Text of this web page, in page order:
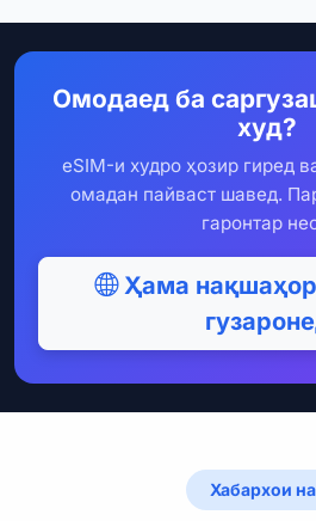
Омодаед ба
худ?
eSIM-и худро ҳозир гиред
омадан пайваст шавед.
гаронтар
Ҳама
Хабархои